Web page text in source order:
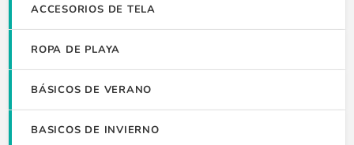
ACCESORIOS DE TELA
ROPA DE PLAYA
BÁSICOS DE VERANO
BASICOS DE INVIERNO